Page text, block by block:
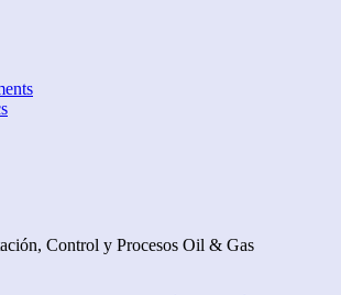
Control y Procesos Oil & Gas